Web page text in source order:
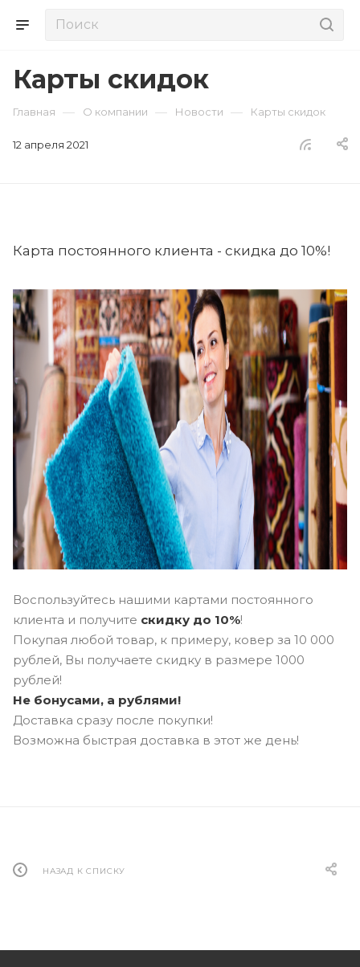
Карты скидок
Главная — О компании — Новости — Карты скидок
12 апреля 2021
Карта постоянного клиента - скидка до 10%!
Воспользуйтесь нашими картами постоянного
клиента и получите скидку до 10%!
Покупая любой товар, к примеру, ковер за 10 000
рублей, Вы получаете скидку в размере 1000
рублей!
Не бонусами, а рублями!
Доставка сразу после покупки!
Возможна быстрая доставка в этот же день!
НАЗАД К СПИСКУ